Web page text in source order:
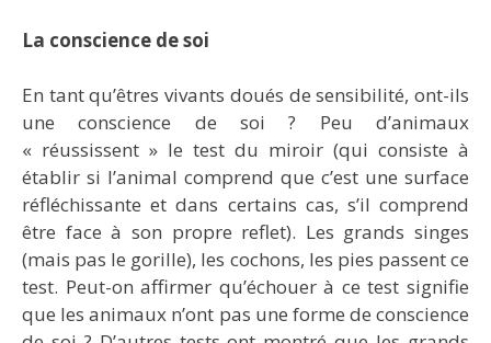
La conscience de soi
En tant qu’êtres vivants doués de sensibilité, ont-ils
une conscience de soi ? Peu d’animaux
« réussissent » le test du miroir (qui consiste à
établir si l’animal comprend que c’est une surface
réfléchissante et dans certains cas, s’il comprend
être face à son propre reflet). Les grands singes
(mais pas le gorille), les cochons, les pies passent ce
test. Peut-on affirmer qu’échouer à ce test signifie
que les animaux n’ont pas une forme de conscience